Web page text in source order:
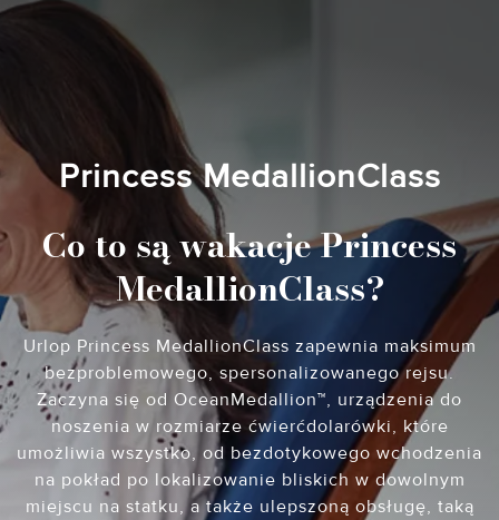
Princess MedallionClass
Co to są wakacje Princess
MedallionClass?
Urlop Princess MedallionClass zapewnia maksimum
bezproblemowego, spersonalizowanego rejsu.
Zaczyna się od OceanMedallion™, urządzenia do
noszenia w rozmiarze ćwierćdolarówki, które
umożliwia wszystko, od bezdotykowego wchodzenia
na pokład po lokalizowanie bliskich w dowolnym
miejscu na statku, a także ulepszoną obsługę, taką